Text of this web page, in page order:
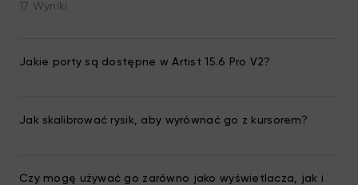
17 Wyniki
Jakie porty są dostępne w Artist 15.6 Pro V2?
Jak skalibrować rysik, aby wyrównać go z kursorem?
Czy mogę używać go zarówno jako wyświetlacza, jak i